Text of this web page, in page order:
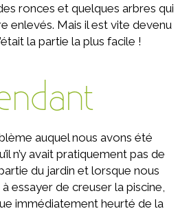
ronces et quelques arbres qui
enlevés. Mais il est vite devenu
la partie la plus facile !
auquel nous avons été
n’y avait pratiquement pas de
du jardin et lorsque nous
essayer de creuser la piscine,
immédiatement heurté de la